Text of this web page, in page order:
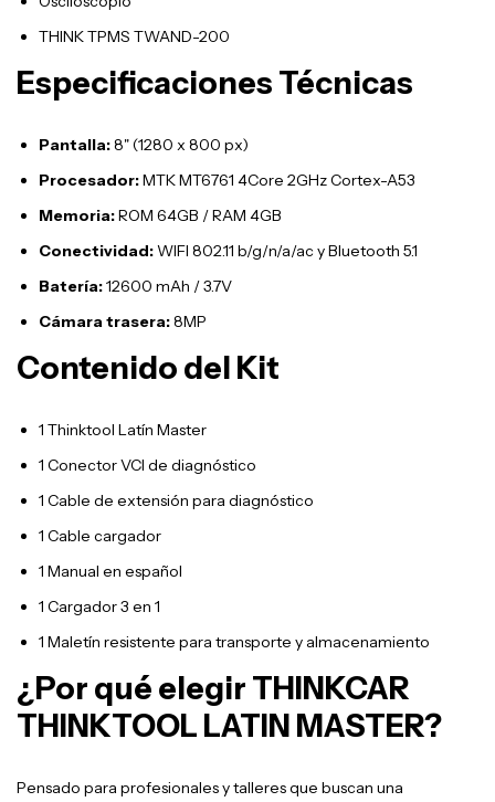
THINK TPMS TWAND-200
Especificaciones Técnicas
Pantalla:8" (1280 x 800 px)
Procesador:MTK MT6761 4Core 2GHz Cortex-A53
Memoria:ROM 64GB / RAM 4GB
Conectividad:WIFI 802.11 b/g/n/a/ac y Bluetooth 5.1
Batería:12600 mAh / 3.7V
Cámara trasera:8MP
Contenido del Kit
1 Thinktool Latín Master
1 Conector VCI de diagnóstico
1 Cable de extensión para diagnóstico
1 Cable cargador
1 Manual en español
1 Cargador 3 en 1
1 Maletín resistente para transporte y almacenamiento
¿Por qué elegir THINKCAR
THINKTOOL LATIN MASTER?
Pensado para profesionales y talleres que buscan una